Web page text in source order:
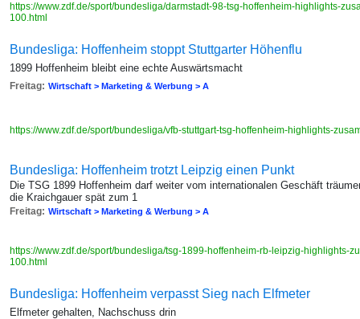
https://www.zdf.de/sport/bundesliga/darmstadt-98-tsg-hoffenheim-highlights-
100.html
Bundesliga: Hoffenheim stoppt Stuttgarter Höhenflu
1899 Hoffenheim bleibt eine echte Auswärtsmacht
Freitag: Wirtschaft > Marketing & Werbung > A
https://www.zdf.de/sport/bundesliga/vfb-stuttgart-tsg-hoffenheim-highlights-
Bundesliga: Hoffenheim trotzt Leipzig einen Punkt
Die TSG 1899 Hoffenheim darf weiter vom internationalen Geschäft
die Kraichgauer spät zum 1
Freitag: Wirtschaft > Marketing & Werbung > A
https://www.zdf.de/sport/bundesliga/tsg-1899-hoffenheim-rb-leipzig-highlights-
100.html
Bundesliga: Hoffenheim verpasst Sieg nach Elfmeter
Elfmeter gehalten, Nachschuss drin